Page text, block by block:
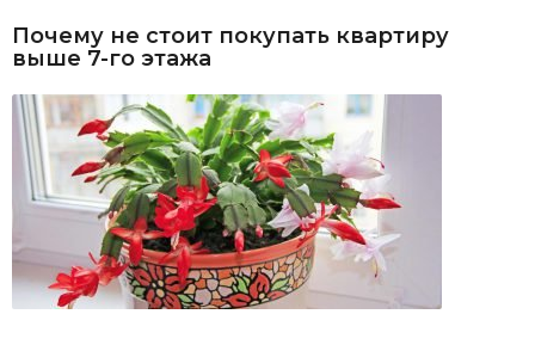
Почему не стоит покупать квартиру
выше 7-го этажа